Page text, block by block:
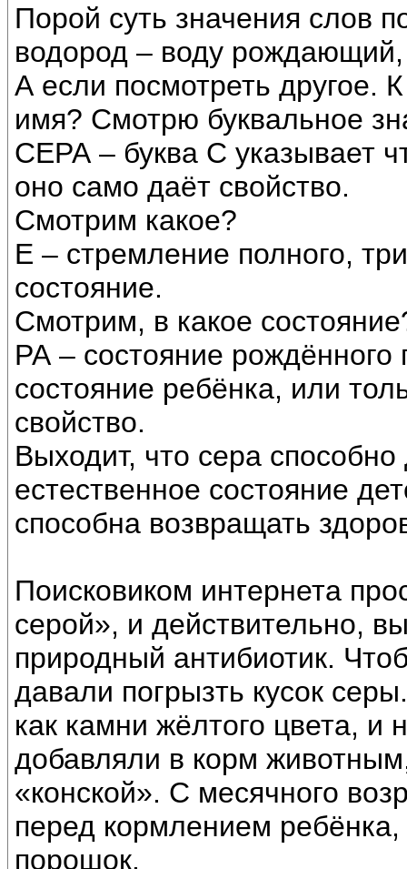
Порой суть значения слов
водород – воду
А если посмотреть другое.
имя? Смотрю буквальное
СЕРА – буква С указывает
оно само даёт свойство.
Смотрим какое?
Е – стремление полного,
состояние.
Смотрим, в какое
РА – состояние
состояние ребёнка, или
свойство.
Выходит, что сера
естественное состояние
способна возвращать
Поисковиком интернета
серой», и действительно,
природный антибиотик.
давали погрызть кусок
как камни жёлтого цвета,
добавляли в корм
«конской». С месячного
перед кормлением
порошок.